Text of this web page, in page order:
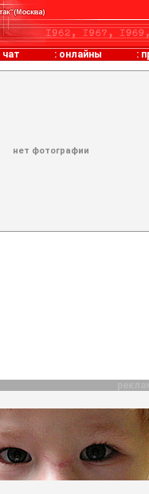
чат : онлайны :
нет фотографии